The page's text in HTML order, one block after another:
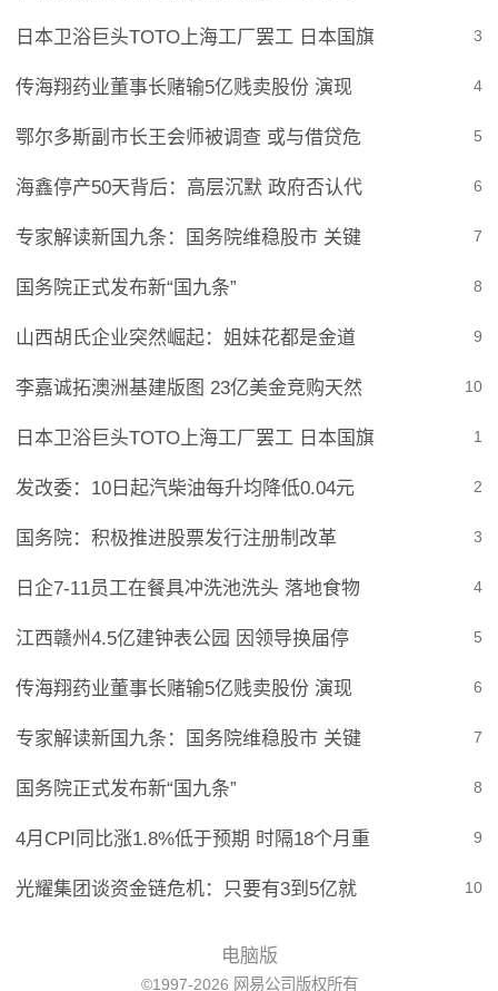
3
日本卫浴巨头TOTO上海工厂罢工 日本国旗
4
传海翔药业董事长赌输5亿贱卖股份 演现
5
鄂尔多斯副市长王会师被调查 或与借贷危
6
海鑫停产50天背后：高层沉默 政府否认代
7
专家解读新国九条：国务院维稳股市 关键
8
国务院正式发布新“国九条”
9
山西胡氏企业突然崛起：姐妹花都是金道
10
李嘉诚拓澳洲基建版图 23亿美金竞购天然
1
日本卫浴巨头TOTO上海工厂罢工 日本国旗
2
发改委：10日起汽柴油每升均降低0.04元
3
国务院：积极推进股票发行注册制改革
4
日企7-11员工在餐具冲洗池洗头 落地食物
5
江西赣州4.5亿建钟表公园 因领导换届停
6
传海翔药业董事长赌输5亿贱卖股份 演现
7
专家解读新国九条：国务院维稳股市 关键
8
国务院正式发布新“国九条”
9
4月CPI同比涨1.8%低于预期 时隔18个月重
10
光耀集团谈资金链危机：只要有3到5亿就
电脑版
©1997-2026 网易公司版权所有